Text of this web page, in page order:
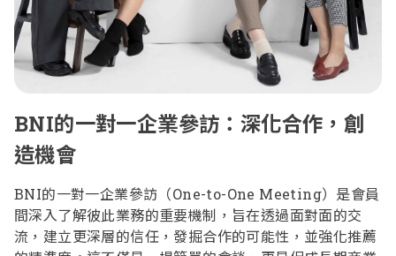
BNI的一對一企業參訪：深化合作，創
造機會
BNI的一對一企業參訪（One-to-One Meeting）是會員
間深入了解彼此業務的重要機制，旨在透過面對面的交
流，建立更深層的信任，發掘合作的可能性，並強化推薦